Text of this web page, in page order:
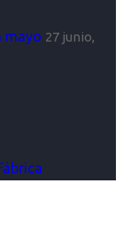
mayo 27 junio,